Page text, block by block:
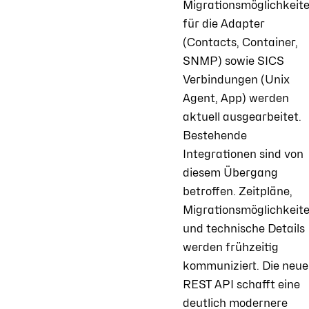
für die Adapter
(Contacts, Container,
SNMP) sowie SICS
Verbindungen (Unix
Agent, App) werden
aktuell ausgearbeitet.
Bestehende
Integrationen sind von
diesem Übergang
betroffen. Zeitpläne,
und technische Details
werden frühzeitig
kommuniziert. Die neue
REST API schafft eine
deutlich modernere